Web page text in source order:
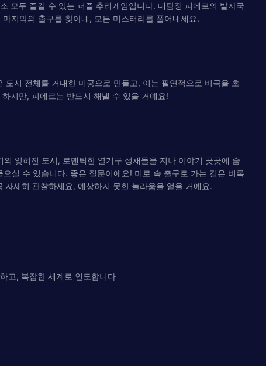
모두 즐길 수 있는 퍼즐 추리게임입니다. 대탐정 피에르의 발자국
지막의 출구를 찾아내, 모든 미스터리를 풀어내세요.
시 전체를 거대한 미궁으로 만들고, 이는 필연적으로 비극을 초
지만, 피에르는 반드시 해낼 수 있을 거예요!
잊혀진 도시, 로맨틱한 열기구 성채들을 지나 이야기 곳곳에 숨
실 수 있습니다. 좋은 질문이에요! 미로 속 출구로 가는 길은 비록
세히 관찰하세요, 예상하지 못한 놀라움을 얻을 거예요.
고, 복잡한 세계로 인도합니다